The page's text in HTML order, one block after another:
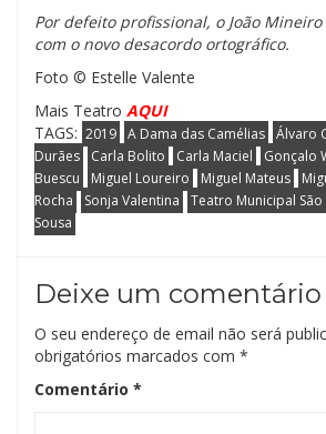
Por defeito profissional, o João
com o novo desacordo ortográfico.
Foto © Estelle Valente
Mais Teatro AQUI
TAGS: 2019 A Dama das Camélias Álvaro
Durães
Carla Bolito Carla Maciel Gonçalo
Buescu
Miguel Loureiro Miguel Mateus
Rocha
Sonja Valentina Teatro Municipal São
Sousa
Deixe um comentário
O seu endereço de email não será
obrigatórios marcados com *
Comentário *